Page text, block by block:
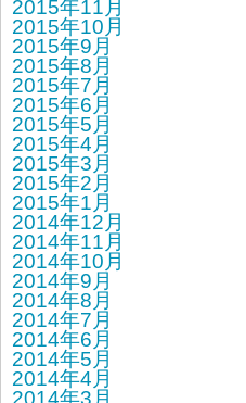
2015年11月
2015年10月
2015年9月
2015年8月
2015年7月
2015年6月
2015年5月
2015年4月
2015年3月
2015年2月
2015年1月
2014年12月
2014年11月
2014年10月
2014年9月
2014年8月
2014年7月
2014年6月
2014年5月
2014年4月
2014年3月